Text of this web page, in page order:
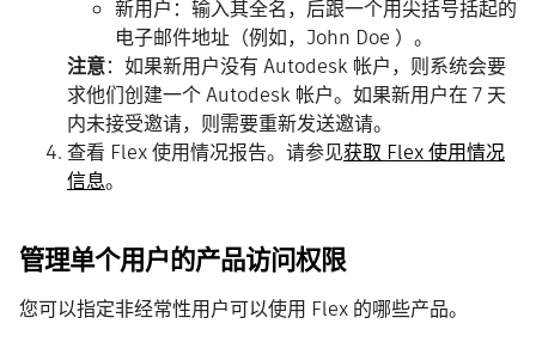
新用户：输入其全名，后跟一个用尖括号括起的
电子邮件地址（例如，John Doe ）。
注意：如果新用户没有 Autodesk 帐户，则系统会要
求他们创建一个 Autodesk 帐户。如果新用户在 7 天
内未接受邀请，则需要重新发送邀请。
查看 Flex 使用情况报告。请参见获取 Flex 使用情况
信息。
管理单个用户的产品访问权限
您可以指定非经常性用户可以使用 Flex 的哪些产品。